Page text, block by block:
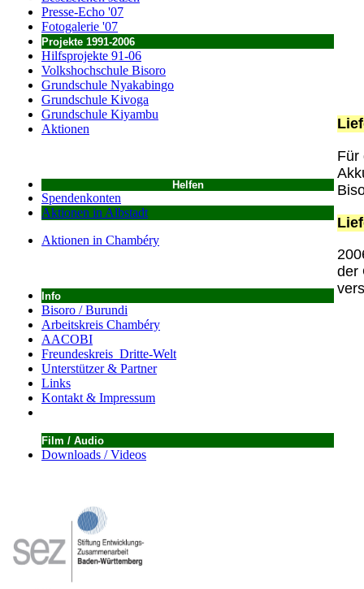
Presse-Echo '07
Fotogalerie '07
Projekte 1991-2006
Hilfsprojekte 91-06
Volkshochschule Bisoro
Grundschule Nyakabingo
Grundschule Kivoga
Grundschule Kiyambu
Aktionen
Helfen
Spendenkonten
Aktionen in Albstadt
Aktionen in Chambéry
Info
Bisoro / Burundi
Arbeitskreis Chambéry
AACOBI
Freundeskreis Dritte-Welt
Unterstützer & Partner
Links
Kontakt & Impressum
Film / Audio
Downloads / Videos
Für
der